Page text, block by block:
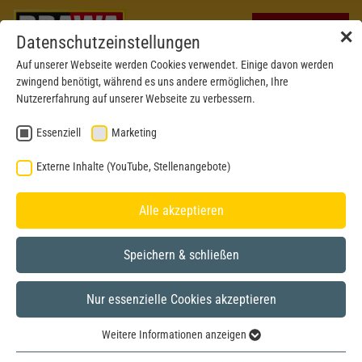
✕
Datenschutzeinstellungen
Auf unserer Webseite werden Cookies verwendet. Einige davon werden
zwingend benötigt, während es uns andere ermöglichen, Ihre
Nutzererfahrung auf unserer Webseite zu verbessern.
Essenziell Marketing
Externe Inhalte (YouTube, Stellenangebote)
Alle akzeptieren
Speichern & schließen
Nur essenzielle Cookies akzeptieren
Weitere Informationen anzeigen